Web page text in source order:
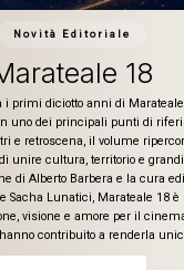
In un'altra vita
intenso e delicato che
amore capace di resistere al
Attraverso la storia di
invisibili, il coraggio di
quando si separano,
emozionante che parla di
capacità dell'amore di superare